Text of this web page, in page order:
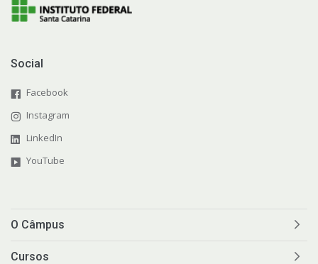
Social
Facebook
Instagram
LinkedIn
YouTube
O Câmpus
Cursos